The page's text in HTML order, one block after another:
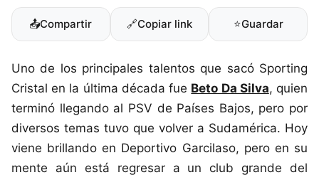
📤Compartir 🔗Copiar link ⭐Guardar
Uno de los principales talentos que sacó Sporting
Cristal en la última década fue Beto Da Silva, quien
terminó llegando al PSV de Países Bajos, pero por
diversos temas tuvo que volver a Sudamérica. Hoy
viene brillando en Deportivo Garcilaso, pero en su
mente aún está regresar a un club grande del